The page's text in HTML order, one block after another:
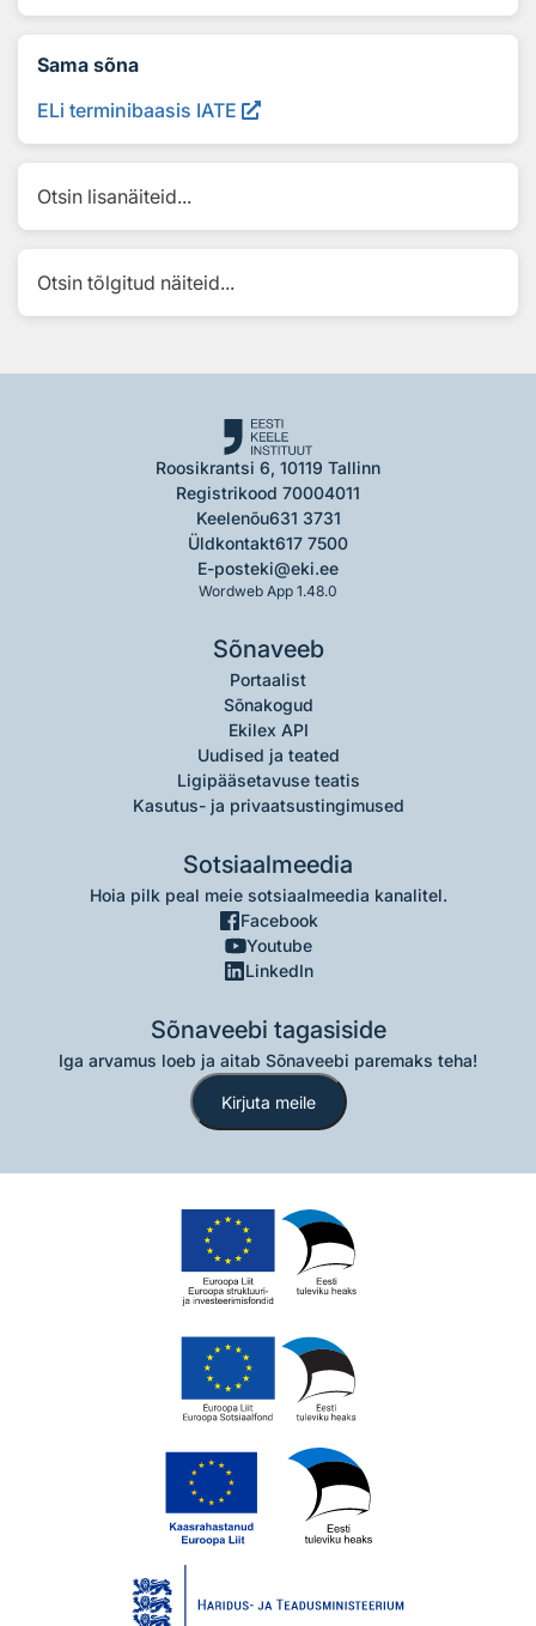
Sama sõna
ELi terminibaasis IATE
Otsin lisanäiteid...
Otsin tõlgitud näiteid...
Roosikrantsi 6, 10119 Tallinn
Registrikood 70004011
Keelenõu631 3731
Üldkontakt617 7500
E-posteki@eki.ee
Wordweb App 1.48.0
Sõnaveeb
Portaalist
Sõnakogud
Ekilex API
Uudised ja teated
Ligipääsetavuse teatis
Kasutus- ja privaatsustingimused
Sotsiaalmeedia
Hoia pilk peal meie sotsiaalmeedia kanalitel.
Facebook
Youtube
LinkedIn
Sõnaveebi tagasiside
Iga arvamus loeb ja aitab Sõnaveebi paremaks teha!
Kirjuta meile